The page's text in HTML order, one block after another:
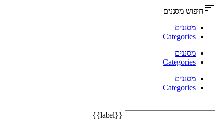
sortחיפוש מסננים
מסננים
Categories
מסננים
Categories
מסננים
Categories
{{label}}